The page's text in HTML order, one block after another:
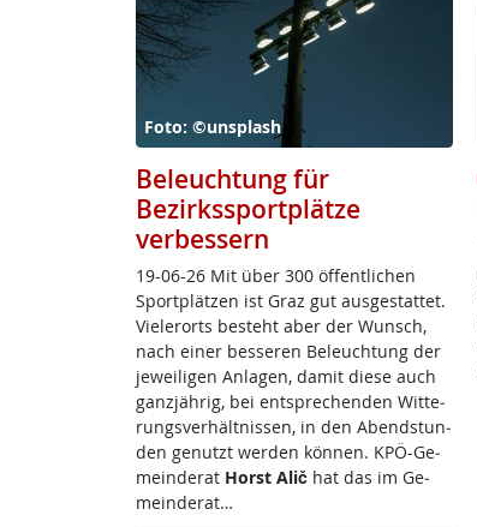
Foto: ©unsplash
Beleuchtung für
Bezirkssportplätze
verbessern
19-06-26 Mit über 300 öf­f­ent­li­chen
Sport­plät­zen ist Graz gut aus­ge­stat­tet.
Vie­ler­orts be­steht aber der Wunsch,
nach ei­ner bes­se­ren Be­leuch­tung der
je­wei­li­gen An­la­gen, da­mit die­se auch
ganz­jäh­rig, bei ent­sp­re­chen­den Wit­te­
rungs­ver­hält­nis­sen, in den Abend­stun­
den ge­nutzt wer­den kön­nen. KPÖ-Ge­
mein­de­rat Horst Alič hat das im Ge­
mein­de­rat…